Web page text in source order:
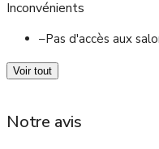
Inconvénients
–Pas d'accès aux
Voir tout
Notre avis